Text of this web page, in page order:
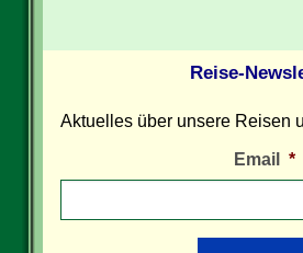
Reise-
Aktuelles über unsere Reisen
Email *